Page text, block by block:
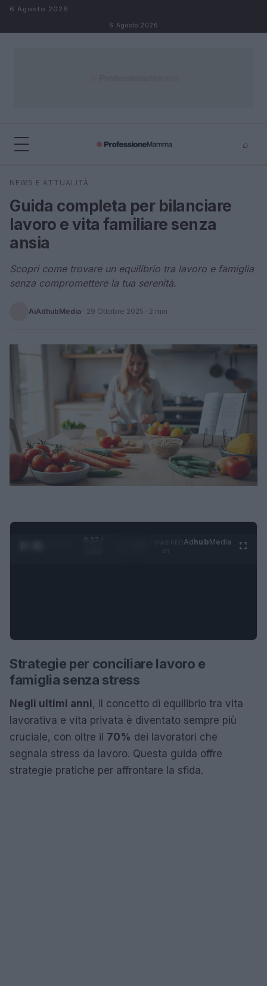
Salta al contenuto
6 Agosto 2026
6 Agosto 2026
⌕
Cerca
NEWS E ATTUALITÀ
Guida completa per bilanciare
lavoro e vita familiare senza
ansia
Scopri come trovare un equilibrio tra lavoro e famiglia
senza compromettere la tua serenità.
AiAdhubMedia · 29 Ottobre 2025 · 2 min
0:28 /
AdhubMedia
Strategie per conciliare lavoro e
famiglia senza stress
Negli ultimi anni, il concetto di equilibrio tra vita
lavorativa e vita privata è diventato sempre più
cruciale, con oltre il 70% dei lavoratori che
segnala stress da lavoro. Questa guida offre
strategie pratiche per affrontare la sfida.